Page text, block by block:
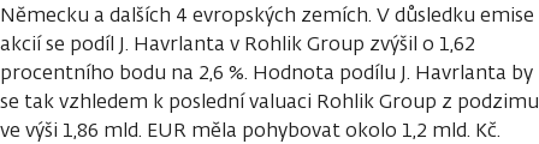
Německu a dalších 4 evropských zemích. V důsledku emise
akcií se podíl J. Havrlanta v Rohlik Group zvýšil o 1,62
procentního bodu na 2,6 %. Hodnota podílu J. Havrlanta by
se tak vzhledem k poslední valuaci Rohlik Group z podzimu
ve výši 1,86 mld. EUR měla pohybovat okolo 1,2 mld. Kč.